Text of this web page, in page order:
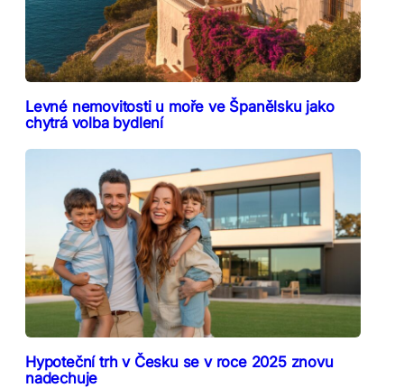
Levné nemovitosti u moře ve Španělsku jako
chytrá volba bydlení
Hypoteční trh v Česku se v roce 2025 znovu
nadechuje